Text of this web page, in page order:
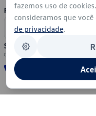
Formas de Pagamento
Segurança
fazemos uso de
consideramos que
de privacidade.